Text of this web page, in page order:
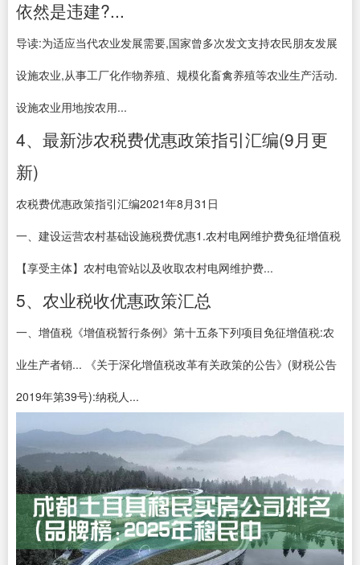
依然是违建?...
导读:为适应当代农业发展需要,国家曾多次发文支持农民朋友发展
设施农业,从事工厂化作物养殖、规模化畜禽养殖等农业生产活动.
设施农业用地按农用...
4、最新涉农税费优惠政策指引汇编(9月更
新)
农税费优惠政策指引汇编2021年8月31日
一、建设运营农村基础设施税费优惠1.农村电网维护费免征增值税
【享受主体】农村电管站以及收取农村电网维护费...
5、农业税收优惠政策汇总
一、增值税《增值税暂行条例》第十五条下列项目免征增值税:农
业生产者销... 《关于深化增值税改革有关政策的公告》(财税公告
2019年第39号):纳税人...